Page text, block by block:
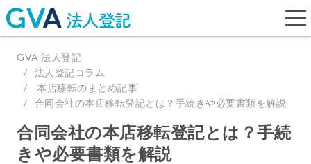
GVA 法人登記
法人登記コラム
本店移転のまとめ記事
合同会社の本店移転登記とは？手続きや必要書類を解説
合同会社の本店移転登記とは？手続
きや必要書類を解説